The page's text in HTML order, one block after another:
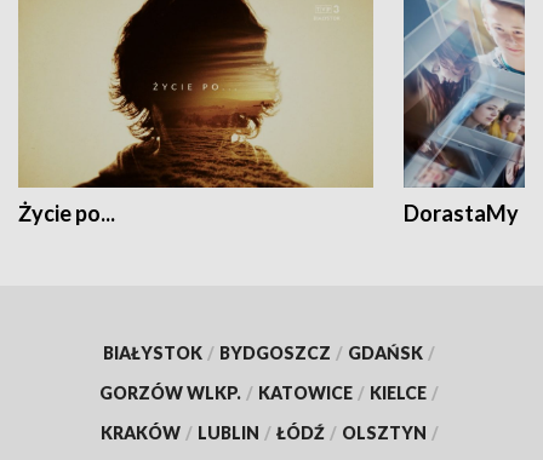
Życie po... DorastaMy
BIAŁYSTOK / BYDGOSZCZ / GDAŃSK /
GORZÓW WLKP. / KATOWICE / KIELCE /
KRAKÓW / LUBLIN / ŁÓDŹ / OLSZTYN /